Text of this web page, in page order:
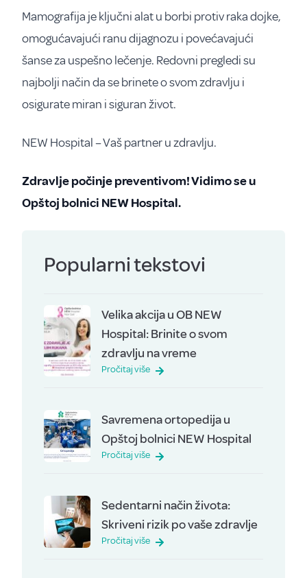
Mamografija je ključni alat u borbi protiv raka dojke,
omogućavajući ranu dijagnozu i povećavajući
šanse za uspešno lečenje. Redovni pregledi su
najbolji način da se brinete o svom zdravlju i
osigurate miran i siguran život.
NEW Hospital – Vaš partner u zdravlju.
Zdravlje počinje preventivom! Vidimo se u
Opštoj bolnici NEW Hospital.
Popularni tekstovi
Velika akcija u OB NEW
Hospital: Brinite o svom
zdravlju na vreme
Pročitaj više
Savremena ortopedija u
Opštoj bolnici NEW Hospital
Pročitaj više
Sedentarni način života:
Skriveni rizik po vaše zdravlje
Pročitaj više